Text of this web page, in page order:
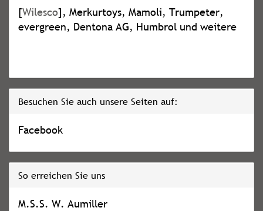
[Wilesco], Merkurtoys, Mamoli, Trumpeter,
evergreen, Dentona AG, Humbrol und weitere
Besuchen Sie auch unsere Seiten auf:
Facebook
So erreichen Sie uns
M.S.S. W. Aumiller